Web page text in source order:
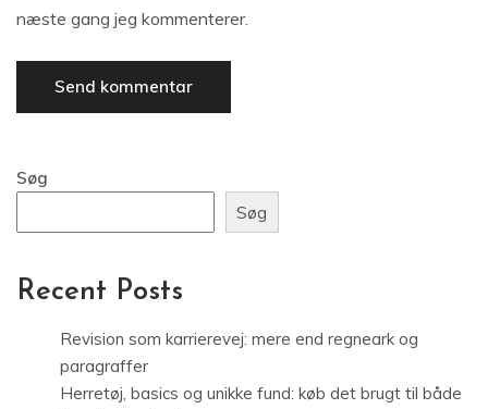
næste gang jeg kommenterer.
Søg
Søg
Recent Posts
Revision som karrierevej: mere end regneark og
paragraffer
Herretøj, basics og unikke fund: køb det brugt til både